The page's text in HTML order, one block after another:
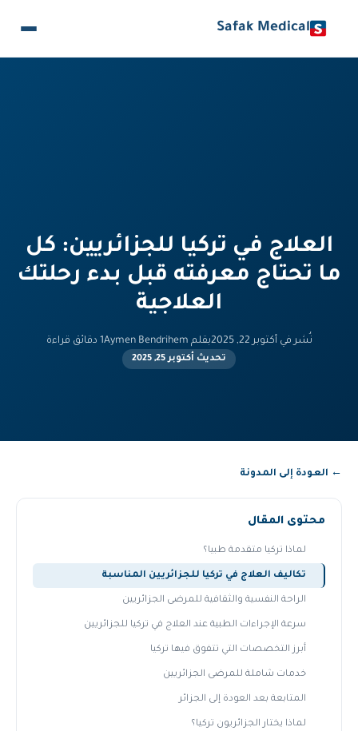
Safak Medical
العلاج في تركيا للجزائريين: كل
ما تحتاج معرفته قبل بدء رحلتك
العلاجية
نُشر في أكتوبر 22, 2025 بقلم Aymen Bendrihem 1 دقائق قراءة
تحديث أكتوبر 25, 2025
← العودة إلى المدونة
محتوى المقال
لماذا تركيا متقدمة طبيا؟
تكاليف العلاج في تركيا للجزائريين المناسبة
الراحة النفسية والثقافية للمرضى الجزائريين
سرعة الإجراءات الطبية عند العلاج في تركيا للجزائريين
أبرز التخصصات التي تتفوق فيها تركيا
خدمات شاملة للمرضى الجزائريين
المتابعة بعد العودة إلى الجزائر
لماذا يختار الجزائريون تركيا؟